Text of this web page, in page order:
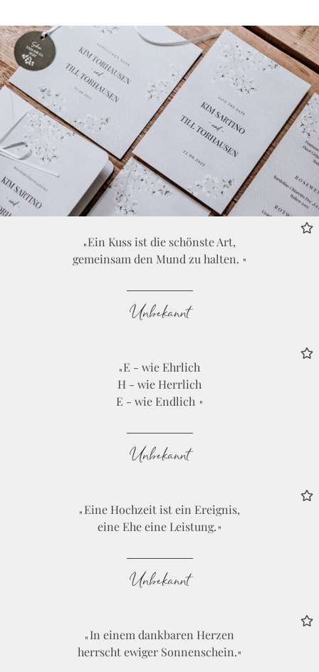
Ein Kuss ist die schönste Art,
gemeinsam den Mund zu halten.
Unbekannt
E - wie Ehrlich
H - wie Herrlich
E - wie Endlich
Unbekannt
Eine Hochzeit ist ein Ereignis,
eine Ehe eine Leistung.
Unbekannt
In einem dankbaren Herzen
herrscht ewiger Sonnenschein.